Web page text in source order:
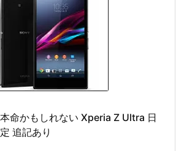
命かもしれない Xperia Z Ultra 日
追記あり